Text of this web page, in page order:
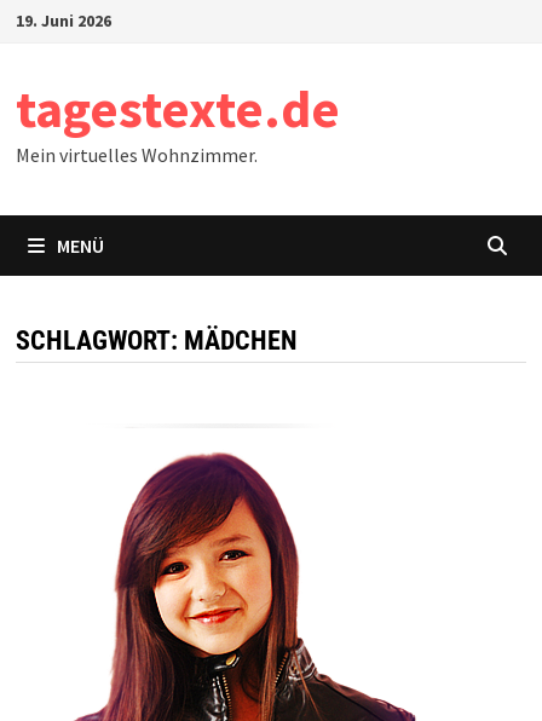
Zum19. Juni 2026
tagestexte.de
Mein virtuelles Wohnzimmer.
MENÜ
SCHLAGWORT: MÄDCHEN